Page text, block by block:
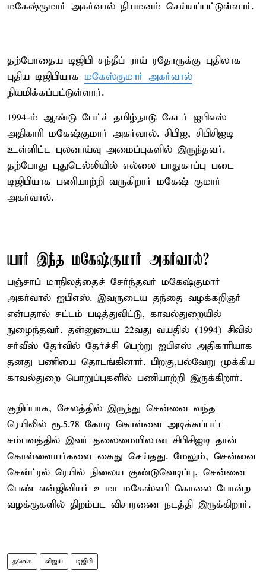
மகேஷ்குமார் அகர்வால் நியமனம் செய்யப்பட்டுள்ளார்.
தற்போதைய டிஜிபி சந்தீப் ராய் ரதோருக்கு புதிலாக
புதிய டிஜிபியாக மகேஸ்குமார் அகர்வால்
நியமிக்கப்பட்டுள்ளார்.
1994-ம் ஆண்டு பேட்ச் தமிழ்நாடு கேடர் ஐபிஎஸ்
அதிகாரி மகேஷ்குமார் அகர்வால். சிபிஐ, சிபிசிஐடி
உள்ளிட்ட புலனாய்வு அமைப்புகளில் இருந்தவர்.
தற்போது புதுடெல்லியில் எல்லை பாதுகாப்பு படை
டிஜிபியாக பணியாற்றி வருகிறார் மகேஷ் குமார்
அகர்வால்.
யார் இந்த மகேஷ்குமார் அகர்வால்?
பஞ்சாப் மாநிலத்தைச் சேர்ந்தவர் மகேஷ்குமார்
அகர்வால் ஐபிஎஸ். இவருடைய தந்தை வழக்கறிஞர்
என்பதால் சட்டம் படித்துவிட்டு, காவல்துறையில்
நுழைந்தவர். தன்னுடைய 22வது வயதில் (1994) சிவில்
சர்வீஸ் தேர்வில் தேர்ச்சி பெற்று ஐபிஎஸ் அதிகாரியாக
தனது பணியை தொடங்கினார். பிறகு,பல்வேறு முக்கிய
காவல்துறை பொறுப்புகளில் பணியாற்றி இருக்கிறார்.
குறிப்பாக, சேலத்தில் இருந்து சென்னை வந்த
ரெயிலில் ரூ.5.78 கோடி கொள்ளை அடிக்கப்பட்ட
சம்பவத்தில் இவர் தலைமையிலான சிபிசிஐடி தான்
கொள்ளையர்களை கைது செய்தது. மேலும், சென்னை
சென்ட்ரல் ரெயில் நிலைய குண்டுவெடிப்பு, சென்னை
பெண் என்ஜினியர் உமா மகேஸ்வரி கொலை போன்ற
வழக்குகளில் திறம்பட விசாரணை நடத்தி இருக்கிறார்.
தவெக விஜய் டிஜிபி